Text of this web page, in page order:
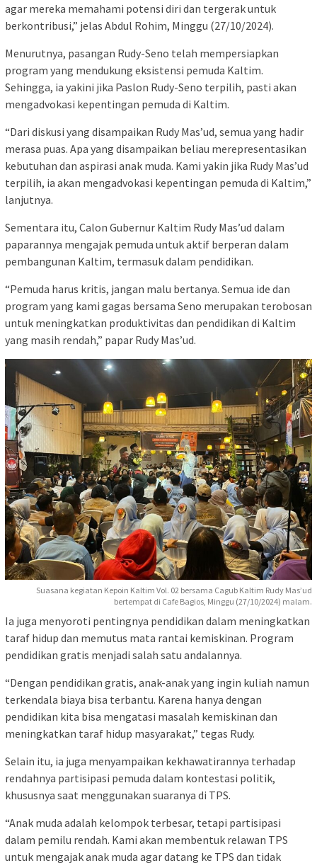
agar mereka memahami potensi diri dan tergerak untuk
berkontribusi,” jelas Abdul Rohim, Minggu (27/10/2024).
Menurutnya, pasangan Rudy-Seno telah mempersiapkan
program yang mendukung eksistensi pemuda Kaltim.
Sehingga, ia yakini jika Paslon Rudy-Seno terpilih, pasti akan
mengadvokasi kepentingan pemuda di Kaltim.
“Dari diskusi yang disampaikan Rudy Mas’ud, semua yang hadir
merasa puas. Apa yang disampaikan beliau merepresentasikan
kebutuhan dan aspirasi anak muda. Kami yakin jika Rudy Mas’ud
terpilih, ia akan mengadvokasi kepentingan pemuda di Kaltim,”
lanjutnya.
Sementara itu, Calon Gubernur Kaltim Rudy Mas’ud dalam
paparannya mengajak pemuda untuk aktif berperan dalam
pembangunan Kaltim, termasuk dalam pendidikan.
“Pemuda harus kritis, jangan malu bertanya. Semua ide dan
program yang kami gagas bersama Seno merupakan terobosan
untuk meningkatkan produktivitas dan pendidikan di Kaltim
yang masih rendah,” papar Rudy Mas’ud.
Suasana kegiatan Kepoin Kaltim Vol. 02 bersama Cagub Kaltim Rudy Mas’ud
bertempat di Cafe Bagios, Minggu (27/10/2024) malam.
Ia juga menyoroti pentingnya pendidikan dalam meningkatkan
taraf hidup dan memutus mata rantai kemiskinan. Program
pendidikan gratis menjadi salah satu andalannya.
“Dengan pendidikan gratis, anak-anak yang ingin kuliah namun
terkendala biaya bisa terbantu. Karena hanya dengan
pendidikan kita bisa mengatasi masalah kemiskinan dan
meningkatkan taraf hidup masyarakat,” tegas Rudy.
Selain itu, ia juga menyampaikan kekhawatirannya terhadap
rendahnya partisipasi pemuda dalam kontestasi politik,
khususnya saat menggunakan suaranya di TPS.
“Anak muda adalah kelompok terbesar, tetapi partisipasi
dalam pemilu rendah. Kami akan membentuk relawan TPS
untuk mengajak anak muda agar datang ke TPS dan tidak